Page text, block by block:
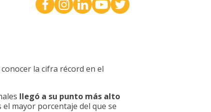
la cifra récord en el
llegó a su punto más alto
el mayor porcentaje del que se